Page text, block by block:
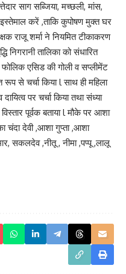
साग सब्जिया, मच्छली, मांस,
करें ,ताकि कुपोषण मुक्त घर
राजू शर्मा ने नियमित टीकाकरण
निगरानी तालिका को संधारित
एसिड की गोली व सप्लीमेंट
से चर्चा किया l साथ ही महिला
पर चर्चा किया तथा संध्या
पूर्वक बताया l मौके पर आशा
चंदा देवी ,आशा गुप्ता ,आशा
सकलदेव ,नीतू , नीमा ,पप्पू ,लालू